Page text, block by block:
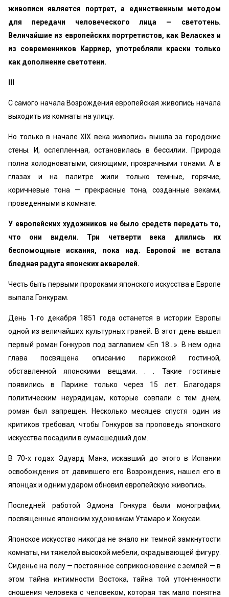
живописи является портрет, а единственным методом
для передачи человеческого лица — светотень.
Величайшие из европейских портретистов, как Веласкез и
из современников Карриер, употребляли краски только
как дополнение светотени.
С самого начала Возрождения европейская живопись начала
выходить из комнаты на улицу.
Но только в начале XIX века живопись вышла за городские
стены. И, ослепленная, остановилась в бессилии. Природа
полна холодноватыми, сияющими, прозрачными тонами. А в
глазах и на палитре жили только темные, горячие,
коричневые тона — прекрасные тона, созданные веками,
проведенными в комнате.
У европейских художников не было средств передать то,
что они видели. Три четверти века длились их
беспомощные искания, пока над. Европой не встала
бледная радуга японских акварелей.
Честь быть первыми пророками японского искусства в Европе
выпала Гонкурам.
День 1-го декабря 1851 года останется в истории Европы
одной из величайших культурных граней. В этот день вышел
первый роман Гонкуров под заглавием «Еn 18...». В нем одна
глава посвящена описанию парижской гостиной,
обставленной японскими вещами. . . Такие гостиные
появились в Париже только через 15 лет. Благодаря
политическим неурядицам, которые совпали с тем днем,
роман был запрещен. Несколько месяцев спустя один из
критиков требовал, чтобы Гонкуров за проповедь японского
искусства посадили в сумасшедший дом.
В 70-х годах Эдуард Манэ, искавший до этого в Испании
освобождения от давившего его Возрождения, нашел его в
японцах и одним ударом обновил европейскую живопись.
Последней работой Эдмона Гонкура были монографии,
посвященные японским художникам Утамаро и Хокусаи.
Японское искусство никогда не знало ни темной замкнутости
комнаты, ни тяжелой высокой мебели, скрадывающей фигуру.
Сиденье на полу — постоянное соприкосновение с землей — в
этом тайна интимности Востока, тайна той утонченности
сношения человека с человеком, которая так мало понятна